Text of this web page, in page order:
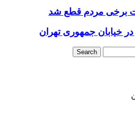
برخی مردم قطع شد
در خیابان جمهوری تهران